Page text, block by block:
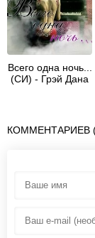
Всего одна ночь...
(СИ) - Грэй Дана
КОММЕНТАРИЕВ